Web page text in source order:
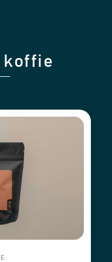
koffie